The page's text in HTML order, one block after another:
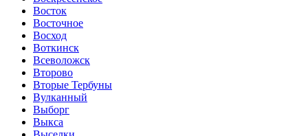
Восток
Восточное
Восход
Воткинск
Всеволожск
Второво
Вторые Тербуны
Вулканный
Выборг
Выкса